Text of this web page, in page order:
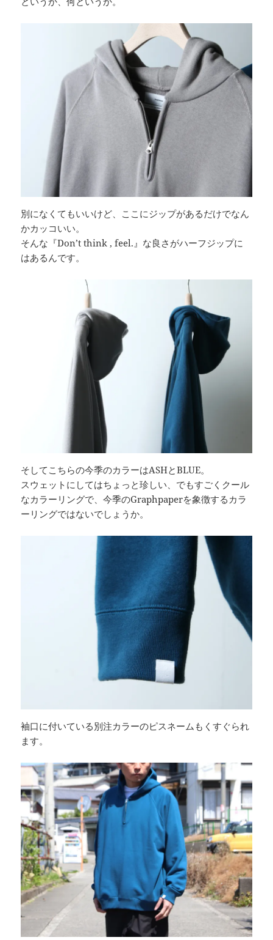
別になくてもいいけど、ここにジップがあるだけでなん
かカッコいい。
そんな『Don’t think , feel.』な良さがハーフジップに
はあるんです。
そしてこちらの今季のカラーはASHとBLUE。
スウェットにしてはちょっと珍しい、でもすごくクール
なカラーリングで、今季のGraphpaperを象徴するカラ
ーリングではないでしょうか。
袖口に付いている別注カラーのピスネームもくすぐられ
ます。